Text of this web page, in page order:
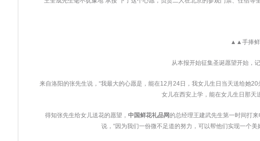
▲▲手捧鲜
从本报开始征集圣诞愿望开始，
来自洛阳的张先生说，“我最大的心愿是，能在12月24日，我女儿生日当天送给她
女儿在西安上学，能在女儿生日那天
得知张先生给女儿送花的愿望， 中国鲜花礼品网 的总经理王建武先生第一时间打
说，“因为我们一份微不足道的努力，可以帮他们实现一个